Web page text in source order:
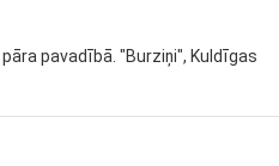
pavadībā. "Burziņi", Kuldīgas